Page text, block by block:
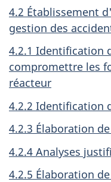
4.2 Établissement
gestion des
4.2.1 Identification
compromettre les
réacteur
4.2.2 Identification
4.2.3 Élaboration
4.2.4 Analyses
4.2.5 Élaboration